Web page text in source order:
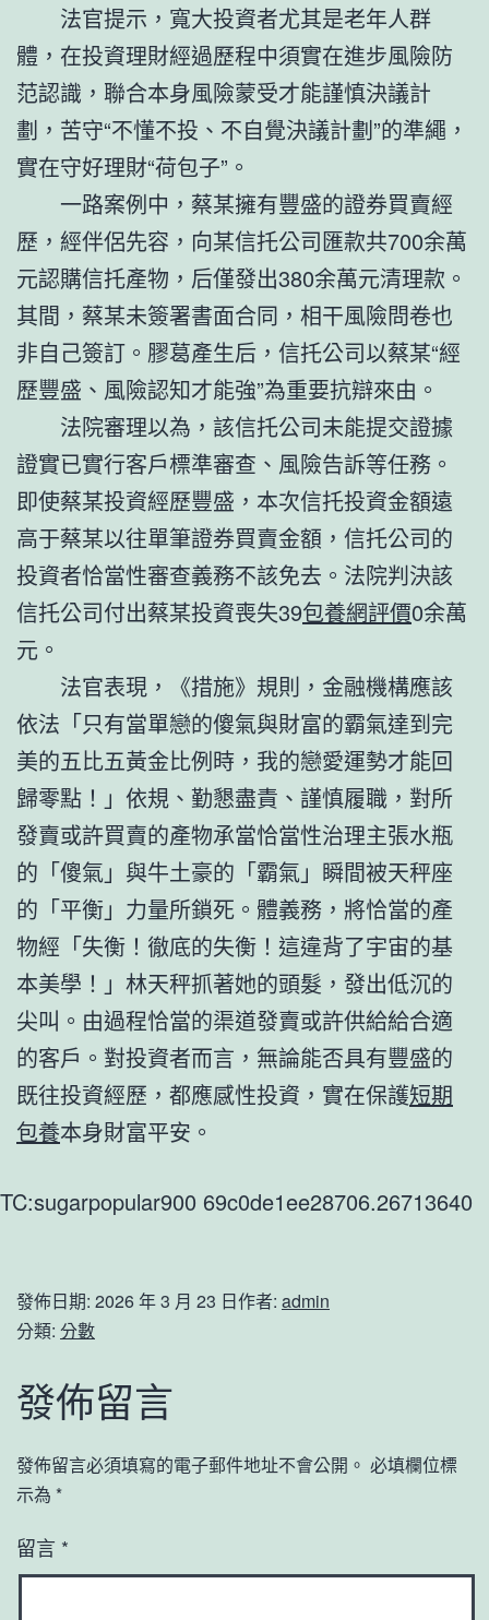
法官提示，寬大投資者尤其是老年人群
體，在投資理財經過歷程中須實在進步風險防
范認識，聯合本身風險蒙受才能謹慎決議計
劃，苦守“不懂不投、不自覺決議計劃”的準繩，
實在守好理財“荷包子”。
一路案例中，蔡某擁有豐盛的證券買賣經
歷，經伴侶先容，向某信托公司匯款共700余萬
元認購信托產物，后僅發出380余萬元清理款。
其間，蔡某未簽署書面合同，相干風險問卷也
非自己簽訂。膠葛產生后，信托公司以蔡某“經
歷豐盛、風險認知才能強”為重要抗辯來由。
法院審理以為，該信托公司未能提交證據
證實已實行客戶標準審查、風險告訴等任務。
即使蔡某投資經歷豐盛，本次信托投資金額遠
高于蔡某以往單筆證券買賣金額，信托公司的
投資者恰當性審查義務不該免去。法院判決該
信托公司付出蔡某投資喪失39包養網評價0余萬
元。
法官表現，《措施》規則，金融機構應該
依法「只有當單戀的傻氣與財富的霸氣達到完
美的五比五黃金比例時，我的戀愛運勢才能回
歸零點！」依規、勤懇盡責、謹慎履職，對所
發賣或許買賣的產物承當恰當性治理主張水瓶
的「傻氣」與牛土豪的「霸氣」瞬間被天秤座
的「平衡」力量所鎖死。體義務，將恰當的產
物經「失衡！徹底的失衡！這違背了宇宙的基
本美學！」林天秤抓著她的頭髮，發出低沉的
尖叫。由過程恰當的渠道發賣或許供給給合適
的客戶。對投資者而言，無論能否具有豐盛的
既往投資經歷，都應感性投資，實在保護短期
包養本身財富平安。
TC:sugarpopular900 69c0de1ee28706.26713640
發佈日期: 2026 年 3 月 23 日作者: admin
分類: 分數
發佈留言
發佈留言必須填寫的電子郵件地址不會公開。 必填欄位標
示為 *
留言 *